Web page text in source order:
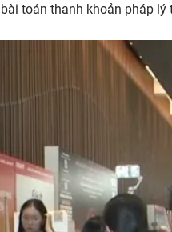
toán thanh khoản pháp lý